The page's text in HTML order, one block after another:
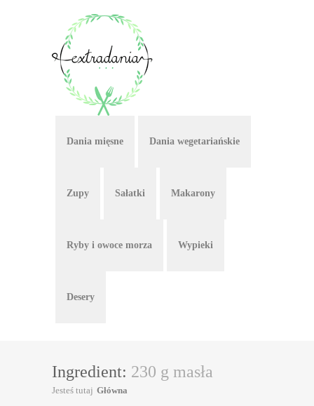
Dania mięsne Dania wegetariańskie
Zupy Sałatki Makarony
Ryby i owoce morza Wypieki
Desery
Ingredient: 230 g masła
Jesteś tutaj Główna